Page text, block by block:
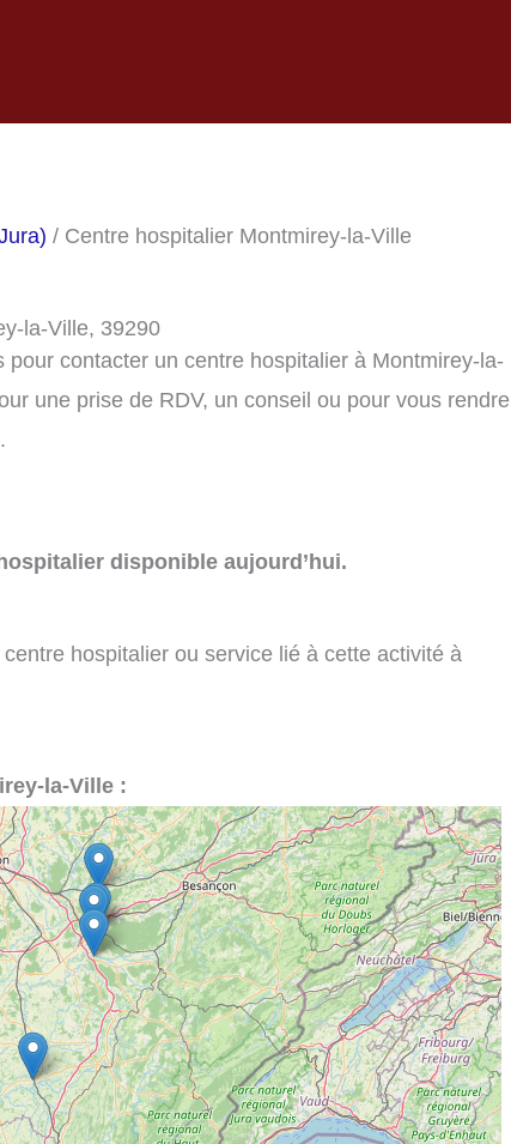
/ Centre hospitalier Montmirey-la-Ville
la-Ville, 39290
contacter un centre hospitalier à Montmirey-la-
une prise de RDV, un conseil ou pour vous rendre
disponible aujourd’hui.
hospitalier ou service lié à cette activité à
la-Ville :